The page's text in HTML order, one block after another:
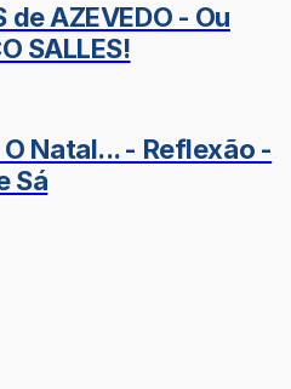
de AZEVEDO - Ou
SALLES!
Natal... - Reflexão -
Sá